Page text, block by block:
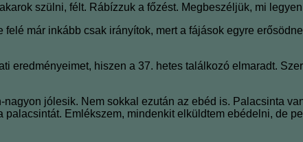
szülni, félt. Rábízzuk a főzést. Megbeszéljük, mi
már inkább csak irányítok, mert a fájások egyre
eredményeimet, hiszen a 37. hetes találkozó elmaradt.
jólesik. Nem sokkal ezután az ebéd is. Palacsinta
Emlékszem, mindenkit elküldtem ebédelni, de